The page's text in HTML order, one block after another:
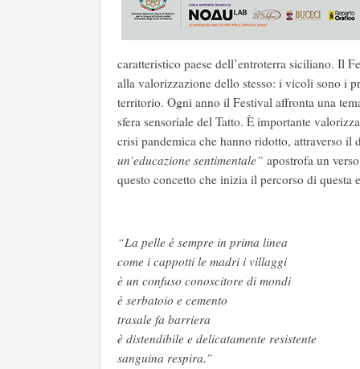
caratteristico paese dell’entroterra siciliano. Il
alla valorizzazione dello stesso: i vicoli sono i
territorio. Ogni anno il Festival affronta una
sfera sensoriale del Tatto. È importante
crisi pandemica che hanno ridotto, attraverso
un’educazione sentimentale” apostrofa un
questo concetto che inizia il percorso di questa
“La pelle è sempre in prima linea
come i cappotti le madri i villaggi
è un confuso conoscitore di mondi
è serbatoio e cemento
trasale fa barriera
è distendibile e delicatamente resistente
sanguina respira.”